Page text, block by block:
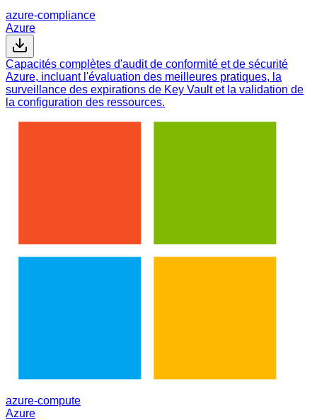
azure-compliance
Azure
Capacités complètes d'audit de conformité et de sécurité
Azure, incluant l'évaluation des meilleures pratiques, la
surveillance des expirations de Key Vault et la validation de
la configuration des ressources.
azure-compute
Azure